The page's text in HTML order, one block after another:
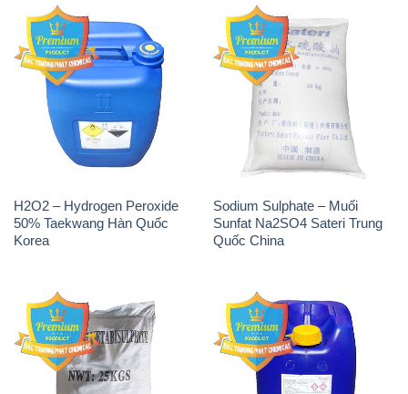
H2O2 – Hydrogen Peroxide
50% Taekwang Hàn Quốc
Korea
Sodium Sulphate – Muối
Sunfat Na2SO4 Sateri Trung
Quốc China